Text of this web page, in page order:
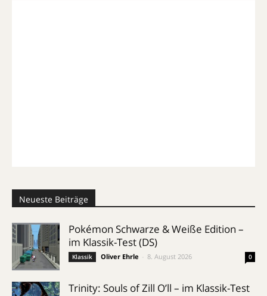
Neueste Beiträge
Pokémon Schwarze & Weiße Edition –
im Klassik-Test (DS)
Klassik Oliver Ehrle 8. August 2026 0
Trinity: Souls of Zill O’ll – im Klassik-Test